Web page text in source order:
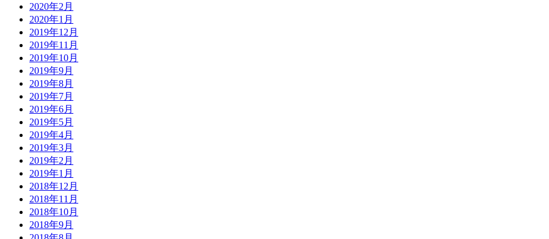
2020年2月
2020年1月
2019年12月
2019年11月
2019年10月
2019年9月
2019年8月
2019年7月
2019年6月
2019年5月
2019年4月
2019年3月
2019年2月
2019年1月
2018年12月
2018年11月
2018年10月
2018年9月